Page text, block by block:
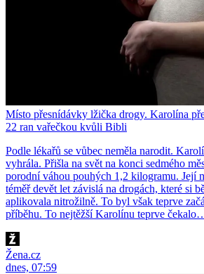
Místo přesnídávky lžička drogy. Karolína
22 ran vařečkou kvůli Bibli
Podle lékařů se vůbec neměla narodit.
vyhrála. Přišla na svět na konci sedmého
porodní váhou pouhých 1,2 kilogramu. Její
téměř devět let závislá na drogách, které si
aplikovala nitrožilně. To byl však teprve
příběhu. To nejtěžší Karolínu teprve
Žena.cz
dnes, 07:59